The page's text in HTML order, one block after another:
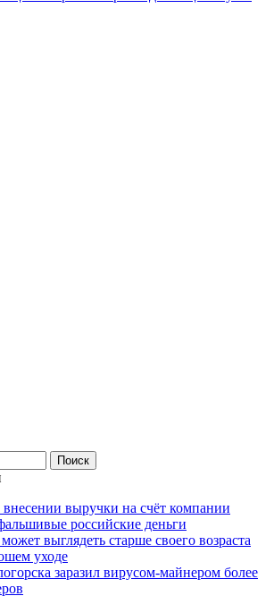
выручки на счёт компании
российские деньги
выглядеть старше своего возраста
уходе
заразил вирусом-майнером более